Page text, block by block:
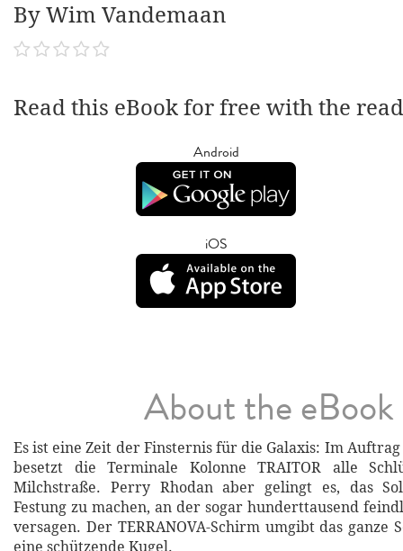
By Wim Vandemaan
Read this eBook for free with the
Android
iOS
About the eBook
Es ist eine Zeit der Finsternis für die Galaxis: Im Auftrag
besetzt die Terminale Kolonne TRAITOR alle
Milchstraße. Perry Rhodan aber gelingt es, das
Festung zu machen, an der sogar hunderttausend
versagen. Der TERRANOVA-Schirm umgibt das ganze
eine schützende Kugel.